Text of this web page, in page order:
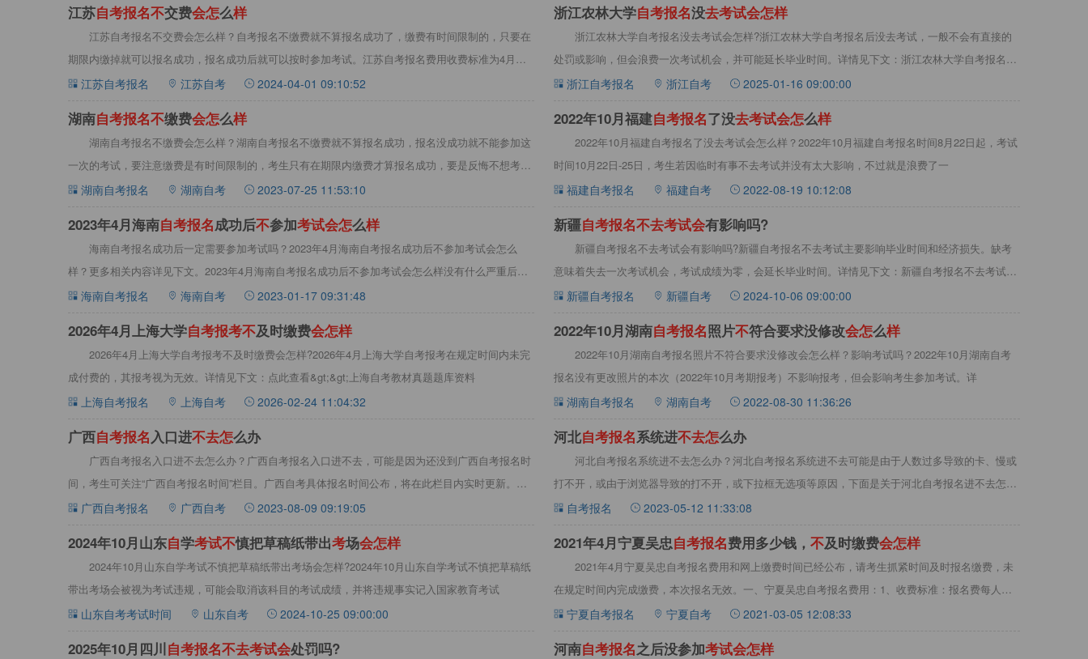
江苏自考报名不交费会怎么样
江苏自考报名不交费会怎么样？自考报名不缴费就不算报名成功了，缴费有时间限制的，只要在
期限内缴掉就可以报名成功，报名成功后就可以按时参加考试。江苏自考报名费用收费标准为4月、
10月自
江苏自考报名 江苏自考 2024-04-01 09:10:52
浙江农林大学自考报名没去考试会怎样
浙江农林大学自考报名没去考试会怎样?‌浙江农林大学自考报名后没去考试，一般不会有直接的
处罚或影响，但会浪费一次考试机会，并可能延长毕业时间‌。‌详情见下文：浙江农林大学自考报名没
去 浙江自考报名 浙江自考 2025-01-16 09:00:00
湖南自考报名不缴费会怎么样
湖南自考报名不缴费会怎么样？湖南自考报名不缴费就不算报名成功，报名没成功就不能参加这
一次的考试，要注意缴费是有时间限制的，考生只有在期限内缴费才算报名成功，要是反悔不想考
了，那么费
湖南自考报名 湖南自考 2023-07-25 11:53:10
2022年10月福建自考报名了没去考试会怎么样
2022年10月福建自考报名了没去考试会怎么样？2022年10月福建自考报名时间8月22日起，考试
时间10月22日-25日，考生若因临时有事不去考试并没有太大影响，不过就是浪费了一
福建自考报名 福建自考 2022-08-19 10:12:08
2023年4月海南自考报名成功后不参加考试会怎么样
海南自考报名成功后一定需要参加考试吗？2023年4月海南自考报名成功后不参加考试会怎么
样？更多相关内容详见下文。2023年4月海南自考报名成功后不参加考试会怎么样没有什么严重后
果，海南自考报名 海南自考 2023-01-17 09:31:48
新疆自考报名不去考试会有影响吗?
新疆自考报名不去考试会有影响吗?新疆自考报名不去考试主要影响毕业时间和经济损失‌。缺考
意味着失去一次考试机会，考试成绩为零，会延长毕业时间。详情见下文：新疆自考报名不去考试会
有影响
新疆自考报名 新疆自考 2024-10-06 09:00:00
2026年4月上海大学自考报考不及时缴费会怎样
2026年4月上海大学自考报考不及时缴费会怎样?2026年4月上海大学自考报考在规定时间内未完
成付费的，其报考视为无效。详情见下文：点此查看&gt;&gt;上海自考教材真题题库资料
上海自考报名 上海自考 2026-02-24 11:04:32
2022年10月湖南自考报名照片不符合要求没修改会怎么样
2022年10月湖南自考报名照片不符合要求没修改会怎么样？影响考试吗？2022年10月湖南自考
报名没有更改照片的本次（2022年10月考期报考）不影响报考，但会影响考生参加考试。详
湖南自考报名 湖南自考 2022-08-30 11:36:26
广西自考报名入口进不去怎么办
广西自考报名入口进不去怎么办？广西自考报名入口进不去，可能是因为还没到广西自考报名时
间，考生可关注“广西自考报名时间”栏目。广西自考具体报名时间公布，将在此栏目内实时更新。详
情如下
广西自考报名 广西自考 2023-08-09 09:19:05
河北自考报名系统进不去怎么办
河北自考报名系统进不去怎么办？河北自考报名系统进不去可能是由于人数过多导致的卡、慢或
打不开，或由于浏览器导致的打不开，或下拉框无选项等原因，下面是关于河北自考报名进不去怎么
办解决方
自考报名 2023-05-12 11:33:08
2024年10月山东自学考试不慎把草稿纸带出考场会怎样
2024年10月山东自学考试不慎把草稿纸带出考场会怎样?2024年10月山东自学考试不慎把草稿纸
带出考场会被视为考试违规，‌可能会取消该科目的考试成绩，并将违规事实记入国家教育考试
山东自考考试时间 山东自考 2024-10-25 09:00:00
2021年4月宁夏吴忠自考报名费用多少钱， 不及时缴费会怎样
2021年4月宁夏吴忠自考报名费用和网上缴费时间已经公布，请考生抓紧时间及时报名缴费，未
在规定时间内完成缴费，本次报名无效。一、宁夏吴忠自考报名费用：1、收费标准：报名费每人每
科次宁夏自考报名 宁夏自考 2021-03-05 12:08:33
2025年10月四川自考报名不去考试会处罚吗? 河南自考报名之后没参加考试会怎样